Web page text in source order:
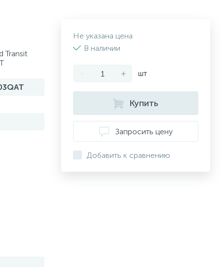
Transit
Не указана цена
В наличии
- + шт
Купить
Запросить цену
Добавить к сравнению